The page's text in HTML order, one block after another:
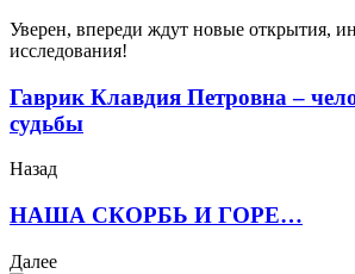
Уверен, впереди ждут новые открытия,
исследования!
Гаврик Клавдия Петровна –
судьбы
Назад
НАША СКОРБЬ И ГОРЕ…
Далее